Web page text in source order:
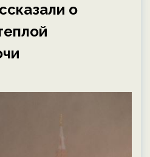
о